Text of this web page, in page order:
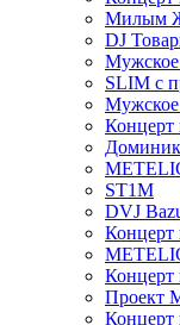
Милым
DJ
SLIM с
Мужское
ST1M
DVJ
Проект
Концерт